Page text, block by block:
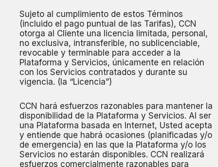
Sujeto al cumplimiento de estos Términos
(incluido el pago puntual de las Tarifas), CCN
otorga al Cliente una licencia limitada, personal,
no exclusiva, intransferible, no sublicenciable,
revocable y terminable para acceder a la
Plataforma y Servicios, únicamente en relación
con los Servicios contratados y durante su
vigencia. (la “Licencia”)
CCN hará esfuerzos razonables para mantener la
disponibilidad de la Plataforma y Servicios. Al ser
una Plataforma basada en Internet, Usted acepta
y entiende que habrá ocasiones (planificadas y/o
de emergencia) en las que la Plataforma y/o los
Servicios no estarán disponibles. CCN realizará
esfuerzos comercialmente razonables para